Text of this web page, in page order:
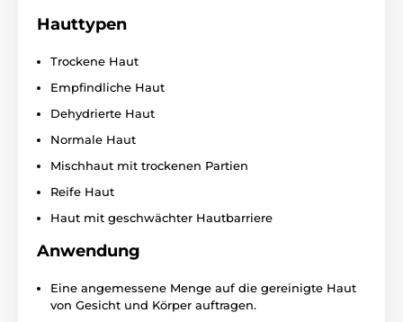
Hauttypen
Trockene Haut
Empfindliche Haut
Dehydrierte Haut
Normale Haut
Mischhaut mit trockenen Partien
Reife Haut
Haut mit geschwächter Hautbarriere
Anwendung
Eine angemessene Menge auf die gereinigte Haut
von Gesicht und Körper auftragen.